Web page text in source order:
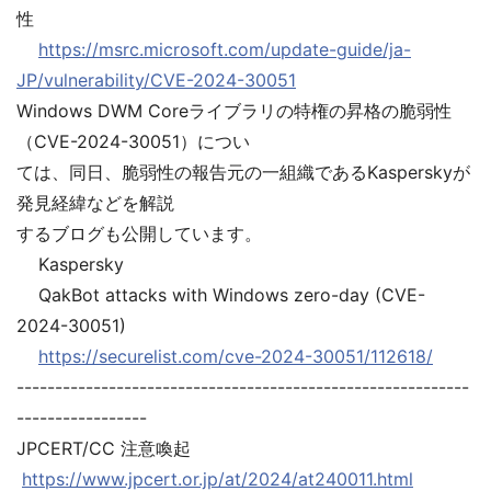
性
https://msrc.microsoft.com/update-guide/ja-
JP/vulnerability/CVE-2024-30051
Windows DWM Coreライブラリの特権の昇格の脆弱性
（CVE-2024-30051）につい
ては、同日、脆弱性の報告元の一組織であるKasperskyが
発見経緯などを解説
するブログも公開しています。
Kaspersky
QakBot attacks with Windows zero-day (CVE-
2024-30051)
https://securelist.com/cve-2024-30051/112618/
-----------------------------------------------------------
-----------------
JPCERT/CC 注意喚起
https://www.jpcert.or.jp/at/2024/at240011.html